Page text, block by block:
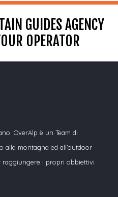
GUIDES AGENCY
OPERATOR
OverAlp è un Team di
alla montagna ed all’outdoor
raggiungere i propri obbiettivi